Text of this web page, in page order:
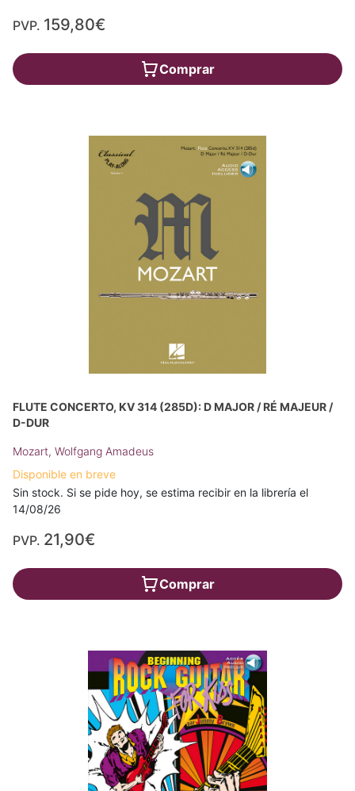
PVP. 159,80€
Comprar
FLUTE CONCERTO, KV 314 (285D): D MAJOR / RÉ MAJEUR /
D-DUR
Mozart, Wolfgang Amadeus
Disponible en breve
Sin stock. Si se pide hoy, se estima recibir en la librería el
14/08/26
PVP. 21,90€
Comprar